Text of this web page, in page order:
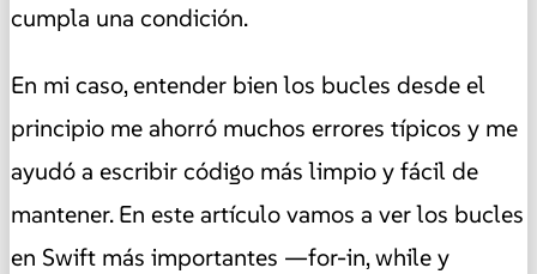
cumpla una condición.
En mi caso, entender bien los bucles desde el
principio me ahorró muchos errores típicos y me
ayudó a escribir código más limpio y fácil de
mantener. En este artículo vamos a ver los bucles
en Swift más importantes —for-in, while y